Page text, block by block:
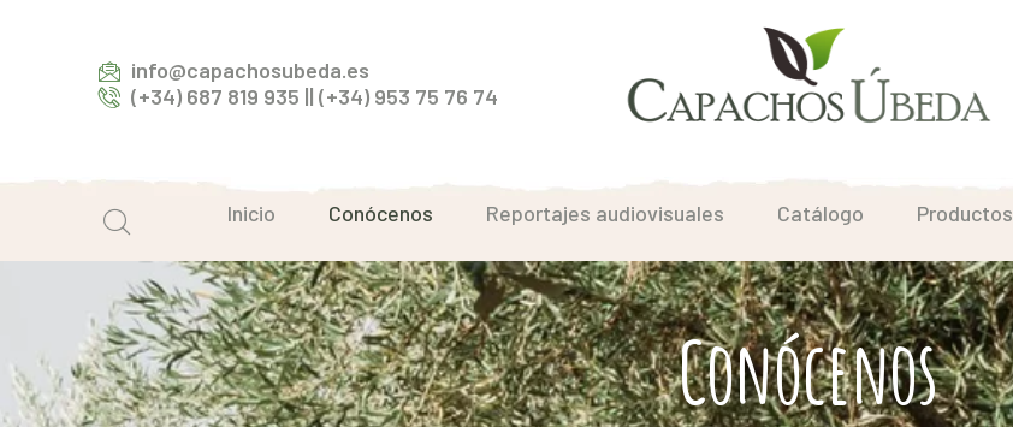
info@capachosubeda.es
(+34) 687 819 935 || (+34) 953 75 76 74
Inicio Conócenos Reportajes audiovisuales Catálogo Productos
Conócenos